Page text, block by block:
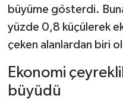
büyüme gösterdi.
yüzde 0,8 küçülerek
çeken alanlardan biri
Ekonomi
büyüdü